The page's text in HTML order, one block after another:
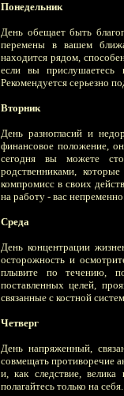
Понедельник
День обещает быть
перемены в вашем
находится рядом,
если вы
Рекомендуется серьезно
Вторник
День разногласий и
финансовое положение,
сегодня вы можете
родственниками,
компромисс в своих
на работу - вас
Среда
День концентрации
осторожность и
плывите по течению,
поставленных целей,
связанные с костной
Четверг
День напряженный,
совмещать противоречие
и, как следствие,
полагайтесь только на